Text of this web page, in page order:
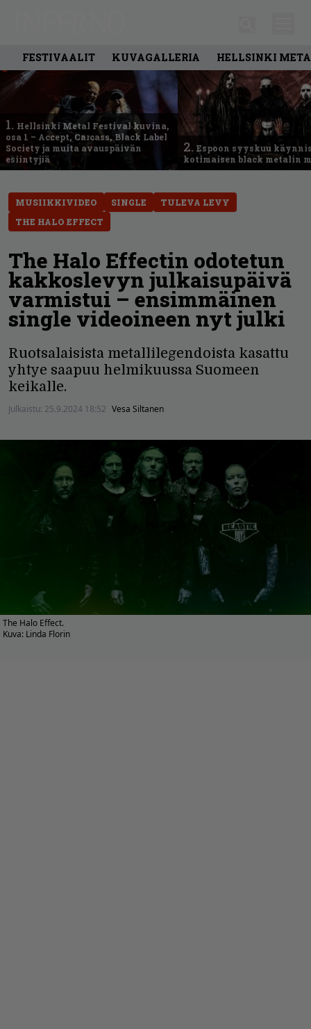
FESTIVAALIT KUVAGALLERIA HELLSINKI
1. Hellsinki Metal Festival kuvina,
osa 1 – Accept, Carcass, Black Label
Society ja muita avauspäivän
esiintyjiä
2. Espoon syyskuu
kotimaisen black metalin
MUSIIKKIVIDEO SINGLE
TULEVA LEVY
THE HALO EFFECT
The Halo Effectin odotetun
kakkoslevyn julkaisupäivä
varmistui – ensimmäinen
single videoineen nyt julki
Ruotsalaisista metallilegendoista kasattu
yhtye saapuu helmikuussa Suomeen
keikalle.
Julkaistu: 25.9.2024 18:52 Vesa Siltanen
The Halo Effect.
Kuva: Linda Florin